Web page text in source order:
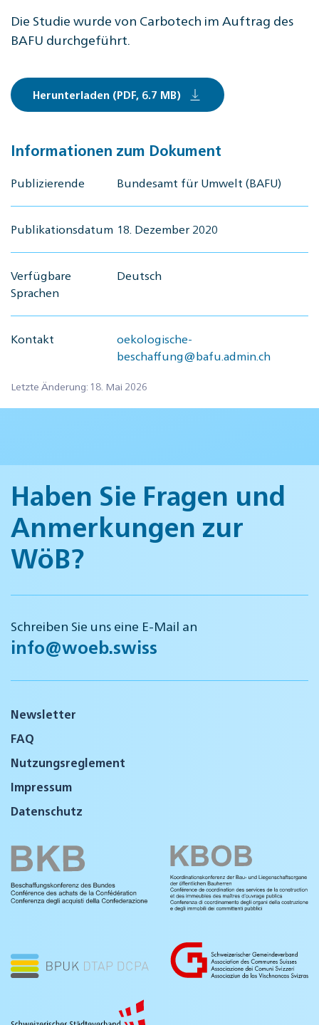
Die Studie wurde von Carbotech im Auftrag des
BAFU durchgeführt.
Herunterladen (PDF, 6.7 MB)
Informationen zum Dokument
Publizierende Bundesamt für Umwelt (BAFU)
Publikationsdatum 18. Dezember 2020
Verfügbare
Sprachen
Deutsch
Kontakt
oekologische-
beschaffung@bafu.admin.ch
Letzte Änderung: 18. Mai 2026
Haben Sie Fragen und
Anmerkungen zur
WöB?
Schreiben Sie uns eine E-Mail an
info@woeb.swiss
Newsletter
FAQ
Nutzungsreglement
Impressum
Datenschutz